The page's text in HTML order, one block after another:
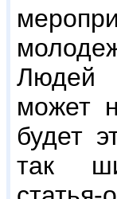
Людей
может
будет
так